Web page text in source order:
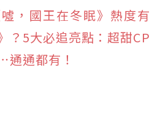
，國王在冬眠》熱度有
？5大必追亮點：超甜CP
通都有！